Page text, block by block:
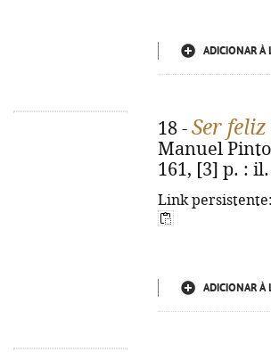
ADICIONAR À
18 - Ser
Manuel
161, [3] p. : il.
Link
ADICIONAR À